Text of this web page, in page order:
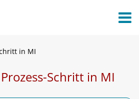
in MI
Schritt in MI